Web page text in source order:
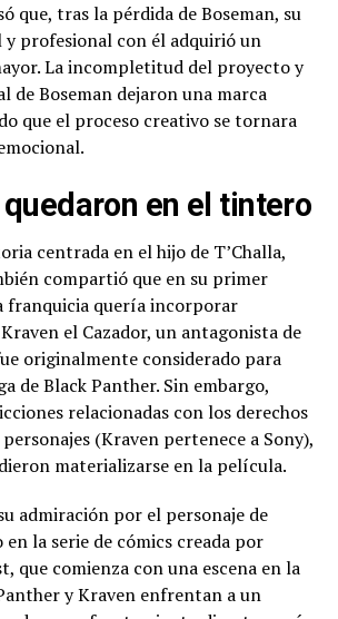
que, tras la pérdida de Boseman, su
profesional con él adquirió un
La incompletitud del proyecto y
de Boseman dejaron una marca
que el proceso creativo se tornara
en el tintero
centrada en el hijo de T’Challa,
compartió que en su primer
franquicia quería incorporar
el Cazador, un antagonista de
originalmente considerado para
de Black Panther. Sin embargo,
relacionadas con los derechos
(Kraven pertenece a Sony),
materializarse en la película.
admiración por el personaje de
la serie de cómics creada por
que comienza con una escena en la
y Kraven enfrentan a un